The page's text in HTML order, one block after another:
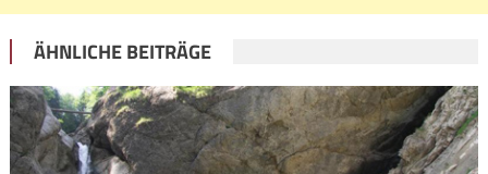
ÄHNLICHE BEITRÄGE